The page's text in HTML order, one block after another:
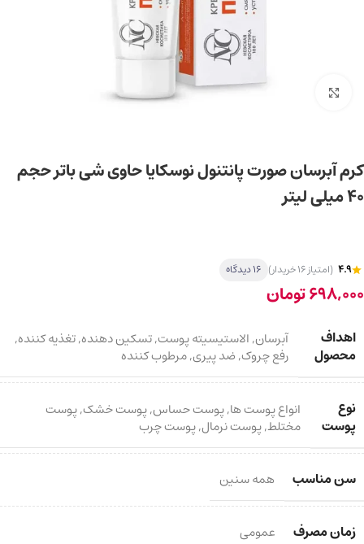
برای بزرگ‌نمایی کلیک کنید
کرم آبرسان صورت پانتنول نوسکایا حاوی شی باتر حجم
40 میلی لیتر
4.9 (امتیاز 16 خریدار) 16 دیدگاه
698,000تومان
اهداف
محصول
آبرسان,الاستیسیته پوست,تسکین دهنده,تغذیه کننده,
رفع چروک,ضد پیری,مرطوب کننده
نوع
پوست
انواع پوست ها,پوست حساس,پوست خشک,پوست
مختلط,پوست نرمال,پوست چرب
سن مناسب همه سنین
زمان مصرف عمومی